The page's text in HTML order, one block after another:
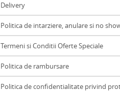
Delivery
Politica de intarziere, anulare si no
Termeni si Conditii Oferte Speciale
Politica de rambursare
Politica de confidentialitate privind